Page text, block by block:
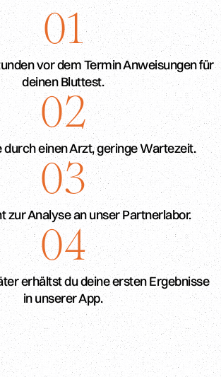
01
vor dem Termin Anweisungen für
deinen Bluttest.
02
durch einen Arzt, geringe Wartezeit.
03
zur Analyse an unser Partnerlabor.
04
erhältst du deine ersten Ergebnisse
in unserer App.